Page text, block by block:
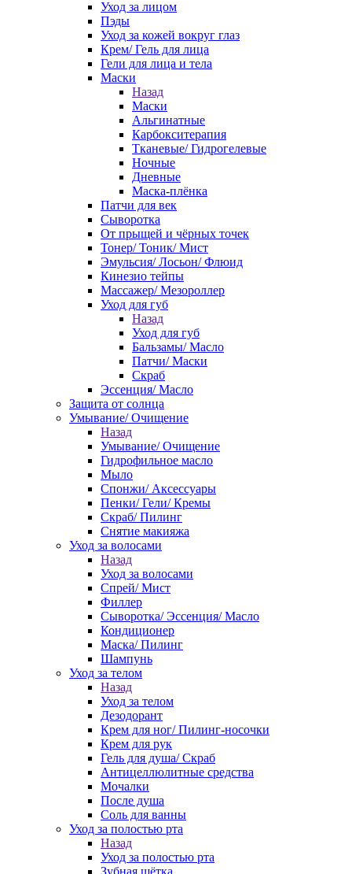
Уход за лицом
Пэды
Уход за кожей вокруг глаз
Крем/ Гель для лица
Гели для лица и тела
Маски
Назад
Маски
Альгинатные
Карбокситерапия
Тканевые/ Гидрогелевые
Ночные
Дневные
Маска-плёнка
Патчи для век
Сыворотка
От прыщей и чёрных точек
Тонер/ Тоник/ Мист
Эмульсия/ Лосьон/ Флюид
Кинезио тейпы
Массажер/ Мезороллер
Уход для губ
Назад
Уход для губ
Бальзамы/ Масло
Патчи/ Маски
Скраб
Эссенция/ Масло
Защита от солнца
Умывание/ Очищение
Назад
Умывание/ Очищение
Гидрофильное масло
Мыло
Спонжи/ Аксессуары
Пенки/ Гели/ Кремы
Скраб/ Пилинг
Снятие макияжа
Уход за волосами
Назад
Уход за волосами
Спрей/ Мист
Филлер
Сыворотка/ Эссенция/ Масло
Кондиционер
Маска/ Пилинг
Шампунь
Уход за телом
Назад
Уход за телом
Дезодорант
Крем для ног/ Пилинг-носочки
Крем для рук
Гель для душа/ Скраб
Антицеллюлитные средства
Мочалки
После душа
Соль для ванны
Уход за полостью рта
Назад
Уход за полостью рта
Зубная щётка